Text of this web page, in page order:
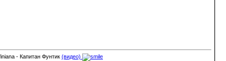
- Капитан Фунтик (видео)